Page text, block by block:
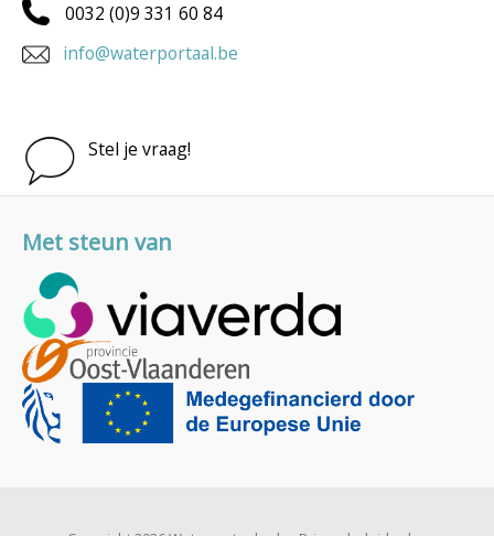
0032 (0)9 331 60 84
info@waterportaal.be
Stel je vraag!
Met steun van